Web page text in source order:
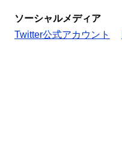
ソーシャルメディア
Twitter公式アカウント